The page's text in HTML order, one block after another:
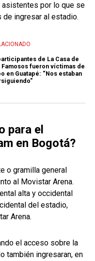
por lo que se
de ingresar al estadio.
de La Casa de
Famosos fueron víctimas de
en Guatapé: “Nos estaban
para el
en Bogotá?
o gramilla general
al Movistar Arena.
alta y occidental
del estadio,
Arena.
el acceso sobre la
también ingresaran, en